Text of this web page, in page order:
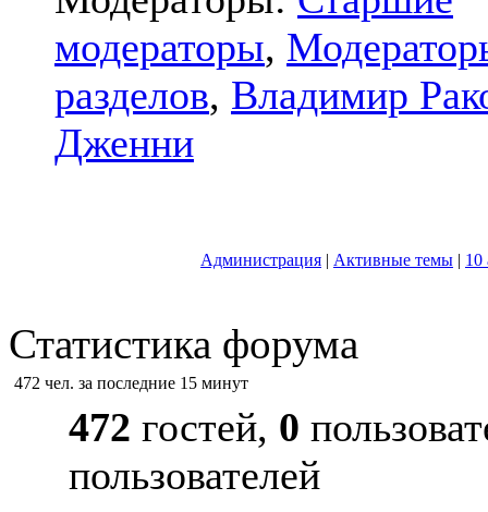
модераторы,
разделов, Владимир
Дженни
Администрация | Активные темы | 10
Статистика форума
472 чел. за последние 15 минут
472 гостей, 0
пользователей